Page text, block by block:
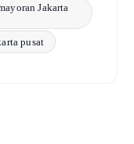
Jakarta
pusat